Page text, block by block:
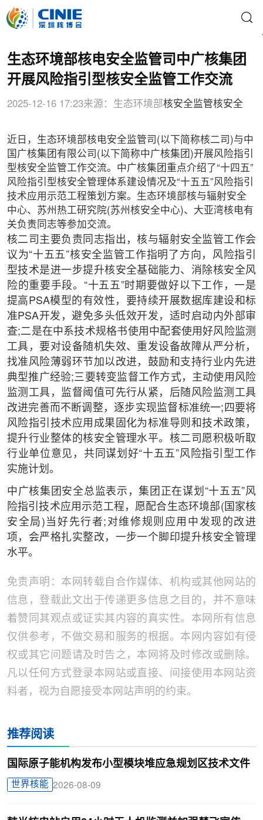
生态环境部核电安全监管司中广核集团
开展风险指引型核安全监管工作交流
2025-12-16 17:23来源：生态环境部核安全监管核安全
近日，生态环境部核电安全监管司(以下简称核二司)与中
国广核集团有限公司(以下简称中广核集团)开展风险指引
型核安全监管工作交流。中广核集团重点介绍了“十四五”
风险指引型核安全管理体系建设情况及“十五五”风险指引
技术应用示范工程策划方案。生态环境部核与辐射安全
中心、苏州热工研究院(苏州核安全中心)、大亚湾核电有
关负责同志等参加交流。
核二司主要负责同志指出，核与辐射安全监管工作会
议为“十五五”核安全监管工作指明了方向，风险指引
型技术是进一步提升核安全基础能力、消除核安全风
险的重要手段。“十五五”时期要做好以下工作，一是
提高PSA模型的有效性，要持续开展数据库建设和标
准PSA开发，避免多头低效开发，适时启动内外部审
查;二是在中系技术规格书使用中配套使用好风险监测
工具，要对设备随机失效、重发设备故障从严分析，
找准风险薄弱环节加以改进，鼓励和支持行业内先进
典型推广经验;三要转变监督工作方式，主动使用风险
监测工具，监督阈值可先行从紧，后随风险监测工具
改进完善而不断调整，逐步实现监督标准统一;四要将
风险指引技术应用成果固化为标准导则和技术政策，
提升行业整体的核安全管理水平。核二司愿积极听取
行业单位意见，共同谋划好“十五五”风险指引型工作
实施计划。
中广核集团安全总监表示，集团正在谋划“十五五”风
险指引技术应用示范工程，愿配合生态环境部(国家核
安全局)当好先行者;对维修规则应用中发现的改进
项，会严格扎实整改，一步一个脚印提升核安全管理
水平。
免责声明：本网转载自合作媒体、机构或其他网站的
信息，登载此文出于传递更多信息之目的，并不意味
着赞同其观点或证实其内容的真实性。本网所有信息
仅供参考，不做交易和服务的根据。本网内容如有侵
权或其它问题请及时告之，本网将及时修改或删除。
凡以任何方式登录本网站或直接、间接使用本网站资
料者，视为自愿接受本网站声明的约束。
推荐阅读
国际原子能机构发布小型模块堆应急规划区技术文件
世界核能 2026-08-09